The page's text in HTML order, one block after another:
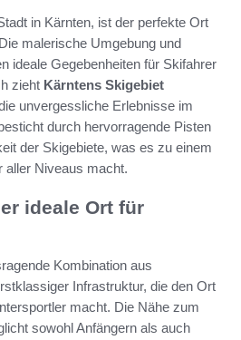
in Kärnten, ist der perfekte Ort
malerische Umgebung und
ideale Gegebenheiten für Skifahrer
zieht Kärntens Skigebiet
unvergessliche Erlebnisse im
durch hervorragende Pisten
der Skigebiete, was es zu einem
aller Niveaus macht.
ideale Ort für
Kombination aus
Infrastruktur, die den Ort
macht. Die Nähe zum
sowohl Anfängern als auch